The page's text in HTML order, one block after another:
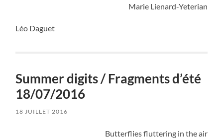
Marie Lienard-Yeterian
Léo Daguet
Summer digits / Fragments d’été
18/07/2016
18 JUILLET 2016
Butterflies fluttering in the air